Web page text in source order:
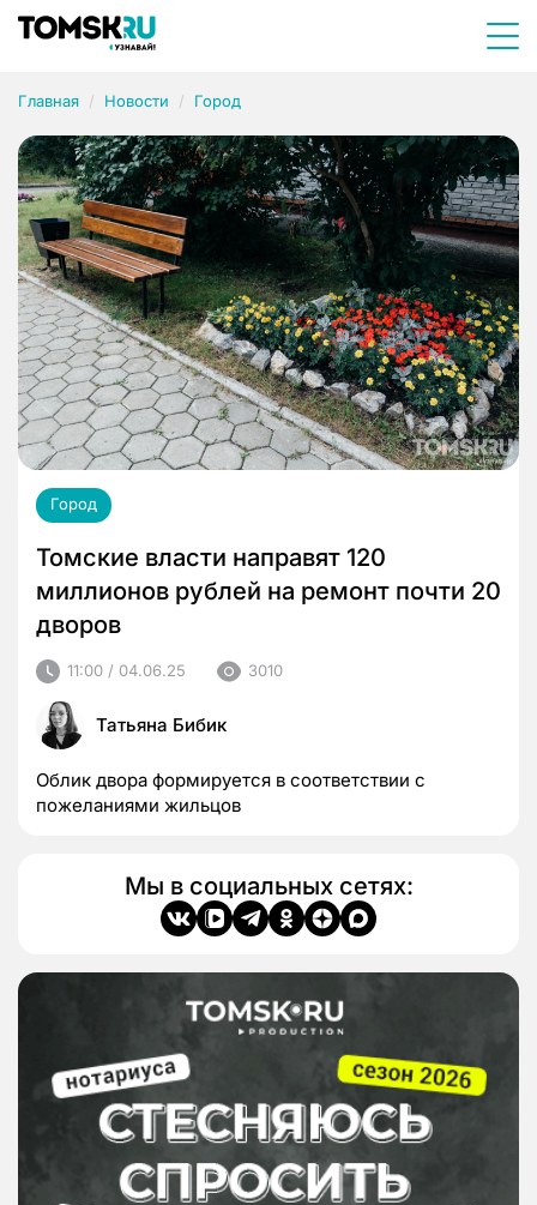
Главная Новости Город
Город
Томские власти направят 120
миллионов рублей на ремонт почти 20
дворов
11:00 / 04.06.25 3010
Татьяна Бибик
Облик двора формируется в соответствии с
пожеланиями жильцов
Мы в социальных сетях: